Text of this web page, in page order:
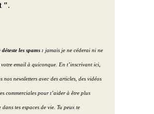
".
les spams : jamais je ne céderai ni ne
email à quiconque. En t’inscrivant ici,
nos newsletters avec des articles, des vidéos
commerciales pour t’aider à être plus
tes espaces de vie. Tu peux te